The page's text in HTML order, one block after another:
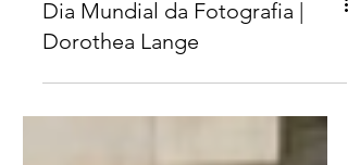
Dia Mundial da Fotografia |
Dorothea Lange